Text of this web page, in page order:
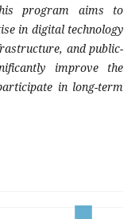
program aims to
in digital technology
and public-
improve the
in long-term